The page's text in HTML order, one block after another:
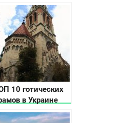
10 готических
в Украине